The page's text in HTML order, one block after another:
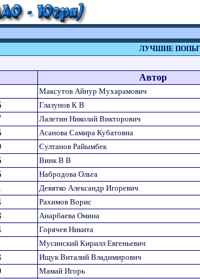
ЛУЧШИЕ
Автор
Максутов Айнур Мухарамович
Глазунов К В
Лалетин Николай Викторович
Асанова Самира Кубатовна
Султанов Райымбек
Винк В В
Набродова Ольга
Девятко Александр Игоревич
Рахимов Ворис
Анарбаева Омина
Горячев Никита
Мусинский Кирилл Евгеньевич
Ищук Виталий Владимирович
Мамай Игорь